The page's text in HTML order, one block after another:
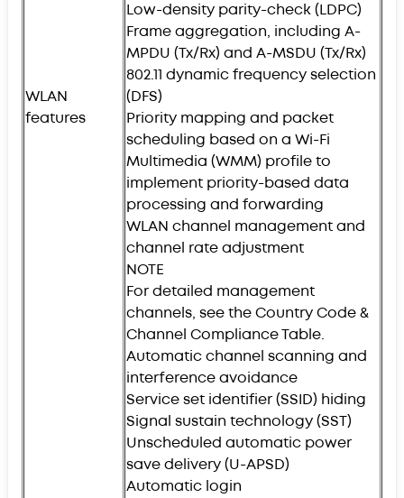
WLAN
features
Low-density parity-check (LDPC)
Frame aggregation, including A-
MPDU (Tx/Rx) and A-MSDU (Tx/Rx)
802.11 dynamic frequency selection
(DFS)
Priority mapping and packet
scheduling based on a Wi-Fi
Multimedia (WMM) profile to
implement priority-based data
processing and forwarding
WLAN channel management and
channel rate adjustment
NOTE
For detailed management
channels, see the Country Code &
Channel Compliance Table.
Automatic channel scanning and
interference avoidance
Service set identifier (SSID) hiding
Signal sustain technology (SST)
Unscheduled automatic power
save delivery (U-APSD)
Automatic login